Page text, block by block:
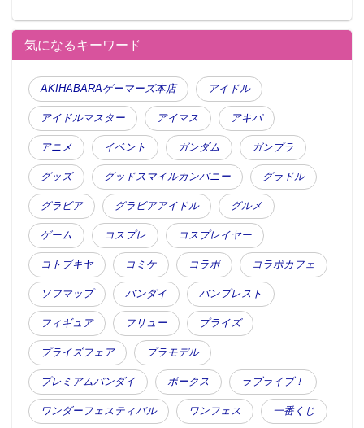
気になるキーワード
AKIHABARAゲーマーズ本店 アイドル
アイドルマスター アイマス アキバ
アニメ イベント ガンダム ガンプラ
グッズ グッドスマイルカンパニー グラドル
グラビア グラビアアイドル グルメ
ゲーム コスプレ コスプレイヤー
コトブキヤ コミケ コラボ コラボカフェ
ソフマップ バンダイ バンプレスト
フィギュア フリュー プライズ
プライズフェア プラモデル
プレミアムバンダイ ボークス ラブライブ！
ワンダーフェスティバル ワンフェス 一番くじ